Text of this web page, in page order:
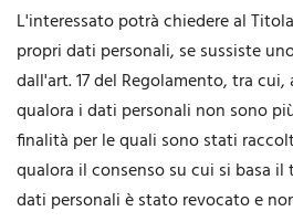
L'interessato potrà chiedere al
propri dati personali, se sussiste
dall'art. 17 del Regolamento, tra
qualora i dati personali non sono
finalità per le quali sono stati
qualora il consenso su cui si basa
dati personali è stato revocato e